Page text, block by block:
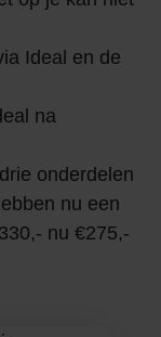
Ideal en de
na
onderdelen
nu een
nu €275,-